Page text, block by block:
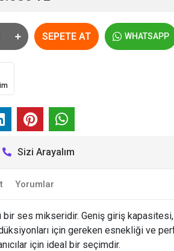
SEPETE AT WHATSAPP
Sizi Arayalım
Yorumlar
bir ses mikseridir. Geniş giriş
için gereken esnekliği ve
için ideal bir seçimdir.